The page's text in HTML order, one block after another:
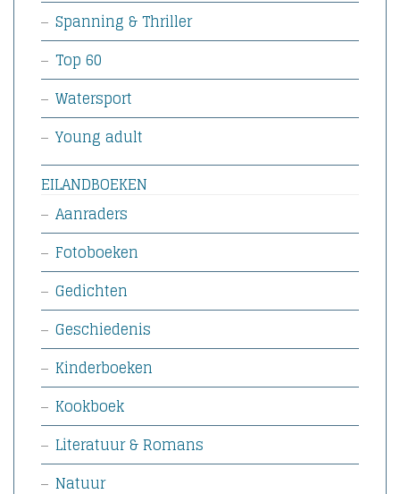
Spanning & Thriller
Top 60
Watersport
Young adult
EILANDBOEKEN
Aanraders
Fotoboeken
Gedichten
Geschiedenis
Kinderboeken
Kookboek
Literatuur & Romans
Natuur